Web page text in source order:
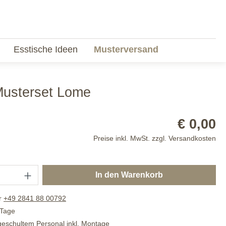
Esstische Ideen Musterversand
Lome
€ 0,00
Preise inkl. MwSt. zzgl. Versandkosten
In den Warenkorb
+49 2841 88 00792
Personal inkl. Montage